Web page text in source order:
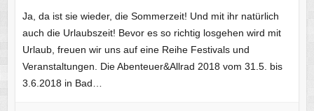
Ja, da ist sie wieder, die Sommerzeit! Und mit ihr natürlich
auch die Urlaubszeit! Bevor es so richtig losgehen wird mit
Urlaub, freuen wir uns auf eine Reihe Festivals und
Veranstaltungen. Die Abenteuer&Allrad 2018 vom 31.5. bis
3.6.2018 in Bad…